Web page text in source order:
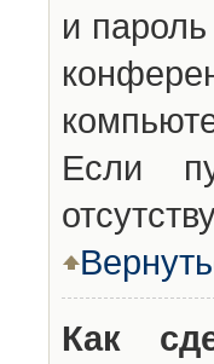
и
Если
Как